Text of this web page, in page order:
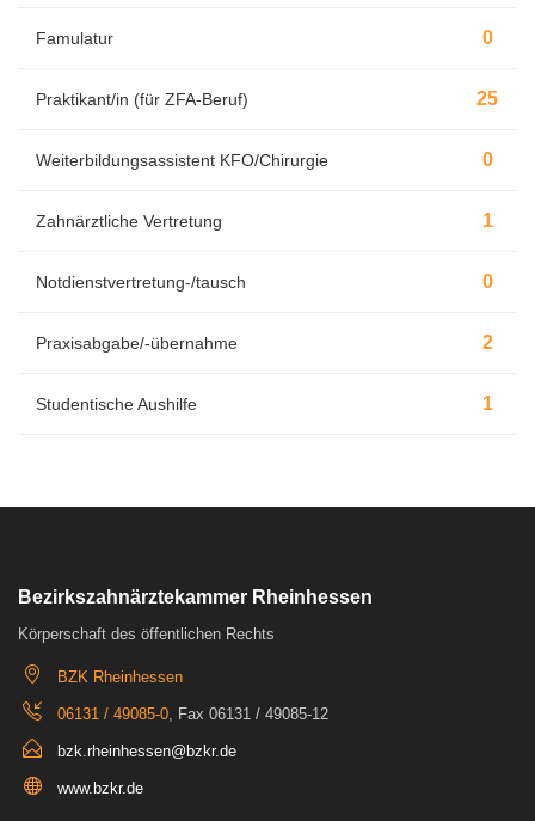
Famulatur 0
Praktikant/in (für ZFA-Beruf) 25
Weiterbildungsassistent KFO/Chirurgie 0
Zahnärztliche Vertretung 1
Notdienstvertretung-/tausch 0
Praxisabgabe/-übernahme 2
Studentische Aushilfe 1
Bezirkszahnärztekammer Rheinhessen
Körperschaft des öffentlichen Rechts
BZK Rheinhessen
06131 / 49085-0 , Fax 06131 / 49085-12
bzk.rheinhessen@bzkr.de
www.bzkr.de